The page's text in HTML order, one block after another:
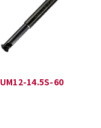
UM12-14.5S-60